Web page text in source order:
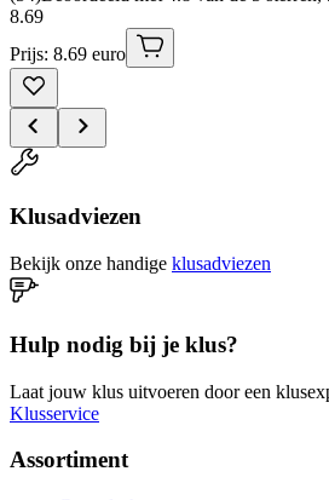
8.69
Prijs: 8.69 euro
Klusadviezen
Bekijk onze handige klusadviezen
Hulp nodig bij je klus?
Laat jouw klus uitvoeren door een
Klusservice
Assortiment